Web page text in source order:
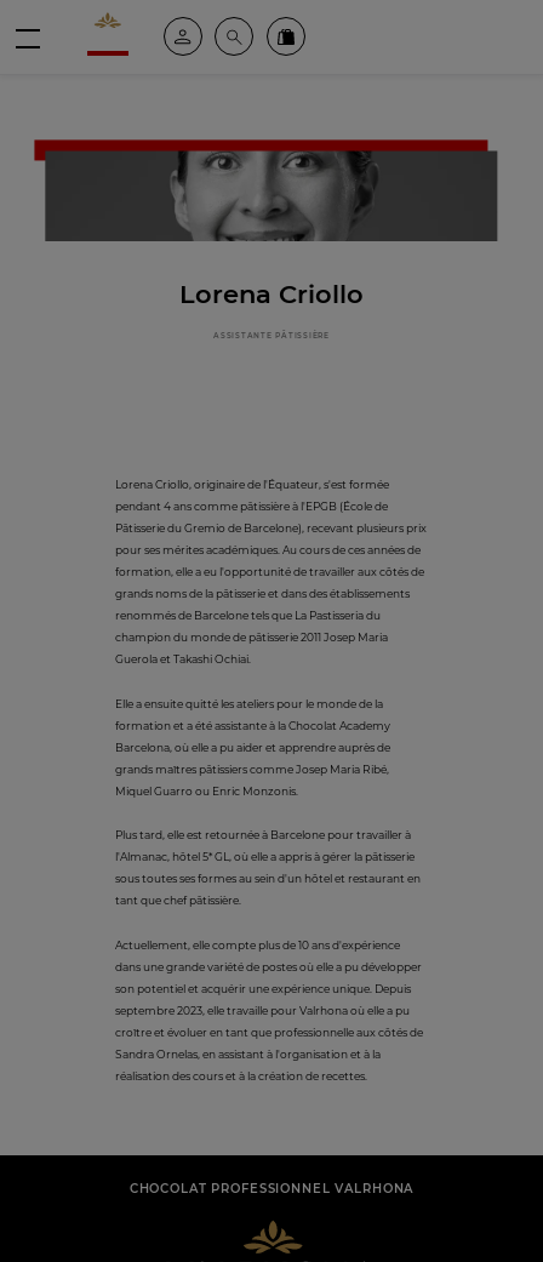
Valrhona - Imaginons le meilleur du chocolat
Espace clientRechercheCommandez en ligne
Lorena Criollo
ASSISTANTE PÂTISSIÈRE
Lorena Criollo, originaire de l'Équateur, s'est formée
pendant 4 ans comme pâtissière à l'EPGB (École de
Pâtisserie du Gremio de Barcelone), recevant plusieurs prix
pour ses mérites académiques. Au cours de ces années de
formation, elle a eu l'opportunité de travailler aux côtés de
grands noms de la pâtisserie et dans des établissements
renommés de Barcelone tels que La Pastisseria du
champion du monde de pâtisserie 2011 Josep Maria
Guerola et Takashi Ochiai.
Elle a ensuite quitté les ateliers pour le monde de la
formation et a été assistante à la Chocolat Academy
Barcelona, où elle a pu aider et apprendre auprès de
grands maîtres pâtissiers comme Josep Maria Ribé,
Miquel Guarro ou Enric Monzonis.
Plus tard, elle est retournée à Barcelone pour travailler à
l'Almanac, hôtel 5* GL, où elle a appris à gérer la pâtisserie
sous toutes ses formes au sein d'un hôtel et restaurant en
tant que chef pâtissière.
Actuellement, elle compte plus de 10 ans d'expérience
dans une grande variété de postes où elle a pu développer
son potentiel et acquérir une expérience unique. Depuis
septembre 2023, elle travaille pour Valrhona où elle a pu
croître et évoluer en tant que professionnelle aux côtés de
Sandra Ornelas, en assistant à l'organisation et à la
réalisation des cours et à la création de recettes.
CHOCOLAT PROFESSIONNEL VALRHONA